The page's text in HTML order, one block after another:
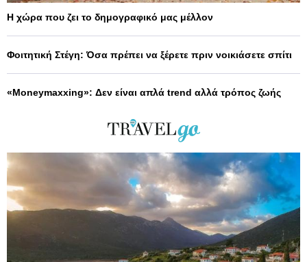
Η χώρα που ζει το δημογραφικό μας μέλλον
Φοιτητική Στέγη: Όσα πρέπει να ξέρετε πριν νοικιάσετε σπίτι
«Moneymaxxing»: Δεν είναι απλά trend αλλά τρόπος ζωής